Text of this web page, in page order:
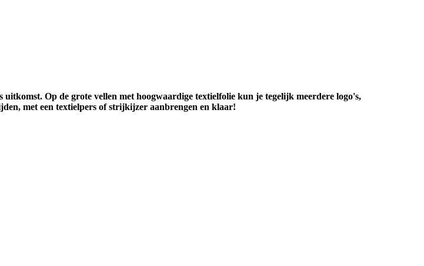
Op de grote vellen met hoogwaardige textielfolie kun je tegelijk meerdere logo's,
met een textielpers of strijkijzer aanbrengen en klaar!